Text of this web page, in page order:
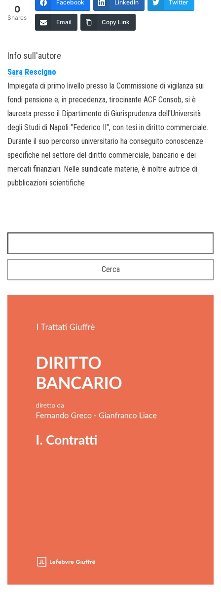
0
Shares
Facebook LinkedIn Twitter
Email Copy Link
Info sull'autore
Sara Rescigno
Impiegata di primo livello presso la Commissione di vigilanza sui
fondi pensione e, in precedenza, tirocinante ACF Consob, si è
laureata presso il Dipartimento di Giurisprudenza dell'Università
degli Studi di Napoli "Federico II", con tesi in diritto commerciale.
Durante il suo percorso universitario ha conseguito conoscenze
specifiche nel settore del diritto commerciale, bancario e dei
mercati finanziari. Nelle suindicate materie, è inoltre autrice di
pubblicazioni scientifiche